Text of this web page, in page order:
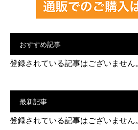
おすすめ記事
登録されている記事はございません。
最新記事
登録されている記事はございません。